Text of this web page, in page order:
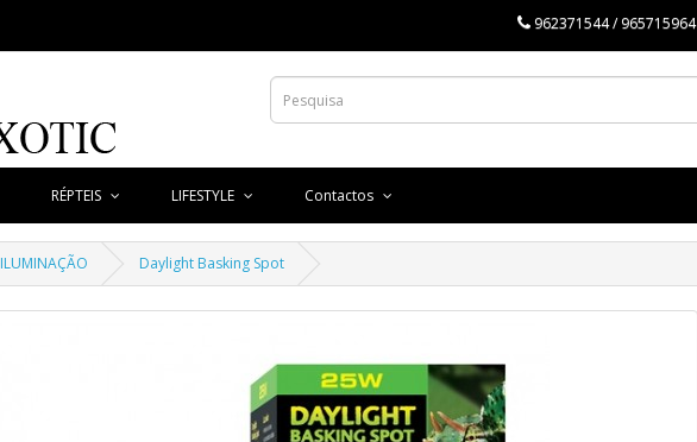
962371544 / 965715964
RÉPTEIS LIFESTYLE Contactos
ILUMINAÇÃO Daylight Basking Spot